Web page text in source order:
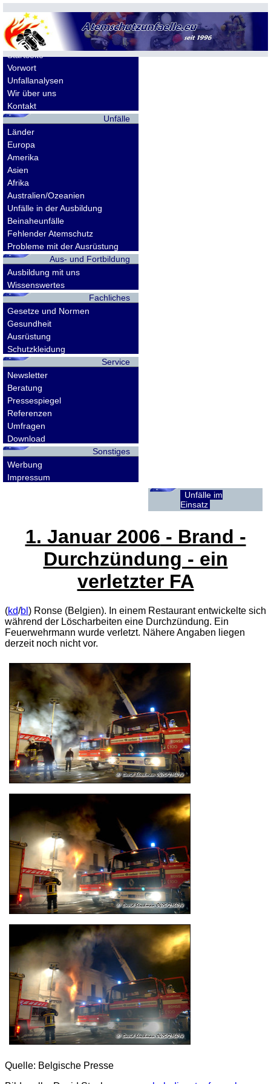
Allgemeines
Startseite
Vorwort
Unfallanalysen
Wir über uns
Kontakt
Unfälle
Länder
Europa
Amerika
Asien
Afrika
Australien/Ozeanien
Unfälle in der Ausbildung
Beinaheunfälle
Fehlender Atemschutz
Probleme mit der Ausrüstung
Aus- und Fortbildung
Ausbildung mit uns
Wissenswertes
Fachliches
Gesetze und Normen
Gesundheit
Ausrüstung
Schutzkleidung
Service
Newsletter
Beratung
Pressespiegel
Referenzen
Umfragen
Download
Sonstiges
Werbung
Impressum
Unfälle im
Einsatz
1. Januar 2006 - Brand -
Durchzündung - ein
verletzter FA
(kd/bl ) Ronse (Belgien). In einem Restaurant entwickelte sich
während der Löscharbeiten eine Durchzündung. Ein
Feuerwehrmann wurde verletzt. Nähere Angaben liegen
derzeit noch nicht vor.
Quelle: Belgische Presse